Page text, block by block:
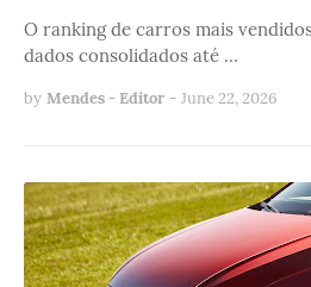
O ranking de carros mais
dados consolidados até …
by Mendes - Editor - June 22, 2026